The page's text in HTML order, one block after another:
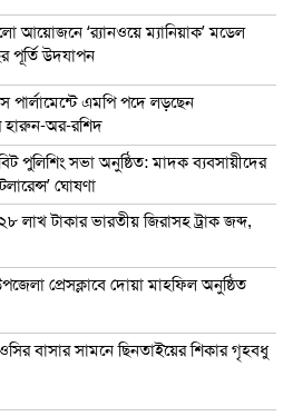
আয়োজনে ‘র‍্যানওয়ে ম্যানিয়াক’ মডেল
পূর্তি উদযাপন
পার্লামেন্টে এমপি পদে লড়ছেন
হারুন-অর-রশিদ
পুলিশিং সভা অনুষ্ঠিত: মাদক ব্যবসায়ীদের
ঘোষণা
লাখ টাকার ভারতীয় জিরাসহ ট্রাক জব্দ,
প্রেসক্লাবে দোয়া মাহফিল অনুষ্ঠিত
বাসার সামনে ছিনতাইয়ের শিকার গৃহবধু